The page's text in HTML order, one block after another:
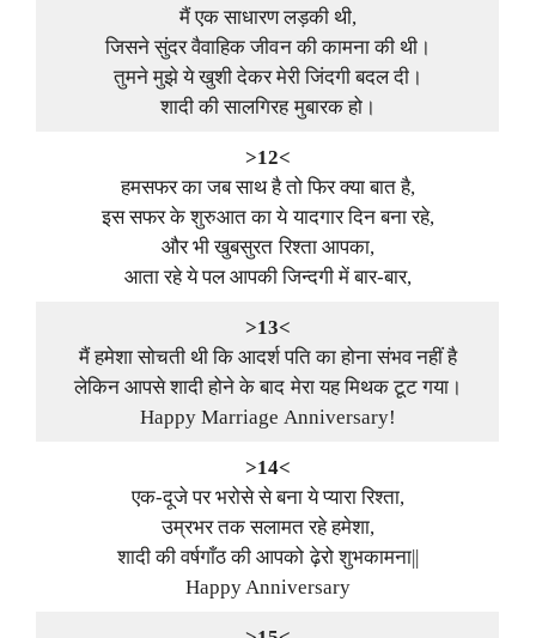
मैं एक साधारण लड़की थी,
जिसने सुंदर वैवाहिक जीवन की कामना की थी।
तुमने मुझे ये खुशी देकर मेरी जिंदगी बदल दी।
शादी की सालगिरह मुबारक हो।
>12<
हमसफर का जब साथ है तो फिर क्या बात है,
इस सफर के शुरुआत का ये यादगार दिन बना रहे,
और भी खुबसुरत रिश्ता आपका,
आता रहे ये पल आपकी जिन्दगी में बार-बार,
>13<
मैं हमेशा सोचती थी कि आदर्श पति का होना संभव नहीं है
लेकिन आपसे शादी होने के बाद मेरा यह मिथक टूट गया।
Happy Marriage Anniversary!
>14<
एक-दूजे पर भरोसे से बना ये प्यारा रिश्ता,
उम्रभर तक सलामत रहे हमेशा,
शादी की वर्षगाँठ की आपको ढ़ेरो शुभकामना||
Happy Anniversary